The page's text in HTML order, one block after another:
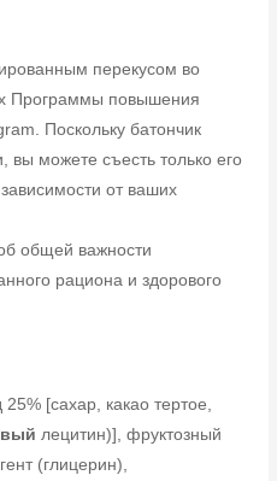
перекусом во
Программы повышения
Поскольку батончик
вы можете съесть только его
от ваших
общей важности
рациона и здорового
[сахар, какао тертое,
лецитин)], фруктозный
(глицерин),